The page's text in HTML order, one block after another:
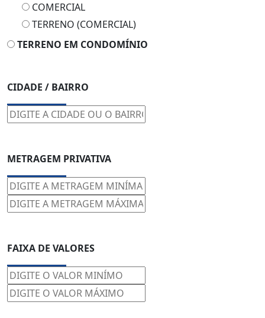
COMERCIAL
TERRENO (COMERCIAL)
TERRENO EM CONDOMÍNIO
CIDADE / BAIRRO
METRAGEM PRIVATIVA
FAIXA DE VALORES